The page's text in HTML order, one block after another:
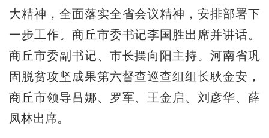
大精神，全面落实全省会议精神，安排部署下
一步工作。商丘市委书记李国胜出席并讲话。
商丘市委副书记、市长摆向阳主持。河南省巩
固脱贫攻坚成果第六督查巡查组组长耿金安，
商丘市领导吕娜、罗军、王金启、刘彦华、薛
凤林出席。